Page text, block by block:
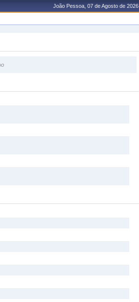
João Pessoa, 07 de Agosto de 2026